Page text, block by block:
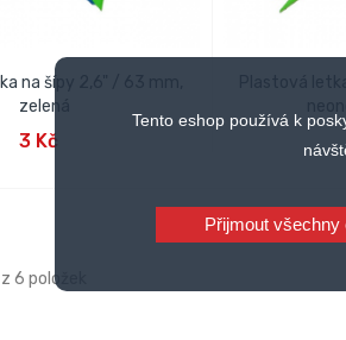
Tento eshop používá k
Přijmout všechny
na šípy 2,6" / 63 mm,
zelená
3 Kč
6 položek